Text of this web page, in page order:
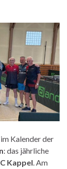
Kalender der
: das jährliche
Kappel. Am